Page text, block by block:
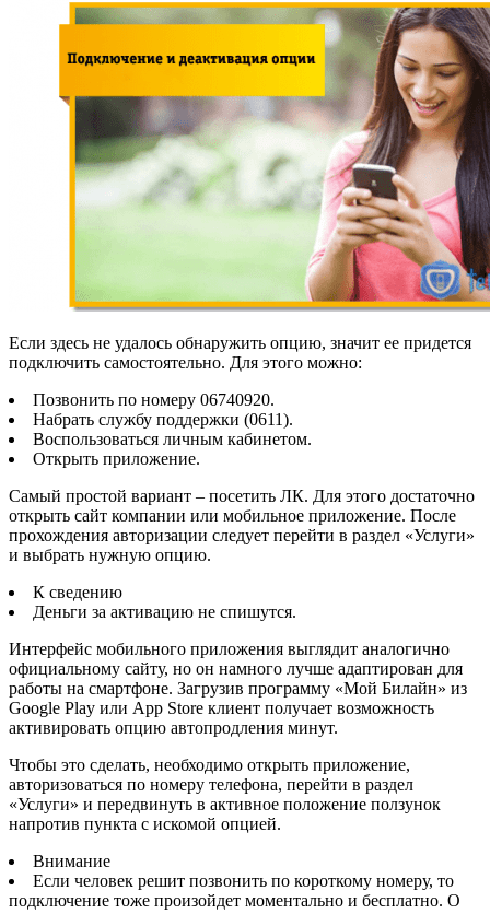
Если здесь не удалось обнаружить опцию, значит ее придется
подключить самостоятельно. Для этого можно:
Позвонить по номеру 06740920.
Набрать службу поддержки (0611).
Воспользоваться личным кабинетом.
Открыть приложение.
Самый простой вариант – посетить ЛК. Для этого достаточно
открыть сайт компании или мобильное приложение. После
прохождения авторизации следует перейти в раздел «Услуги»
и выбрать нужную опцию.
К сведению
Деньги за активацию не спишутся.
Интерфейс мобильного приложения выглядит аналогично
официальному сайту, но он намного лучше адаптирован для
работы на смартфоне. Загрузив программу «Мой Билайн» из
Google Play или App Store клиент получает возможность
активировать опцию автопродления минут.
Чтобы это сделать, необходимо открыть приложение,
авторизоваться по номеру телефона, перейти в раздел
«Услуги» и передвинуть в активное положение ползунок
напротив пункта с искомой опцией.
Внимание
Если человек решит позвонить по короткому номеру, то
подключение тоже произойдет моментально и бесплатно. О